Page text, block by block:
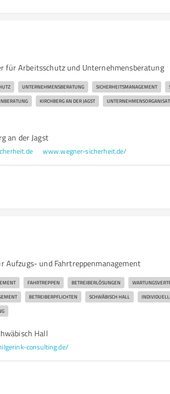
für Arbeitsschutz und Unternehmensberatung
UNTERNEHMENSBERATUNG SICHERHEITSMANAGEMENT
KIRCHBERG AN DER JAGST
an der Jagst
www.wegner-sicherheit.de/
Aufzugs- und Fahrtreppenmanagement
FAHRTREPPEN BETREIBERLÖSUNGEN
BETREIBERPFLICHTEN SCHWÄBISCH HALL
Hall
consulting.de/